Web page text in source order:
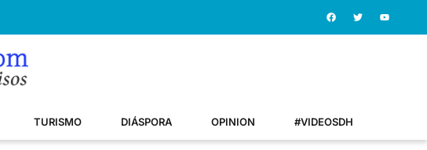
TURISMO DIÁSPORA OPINION #VIDEOSDH